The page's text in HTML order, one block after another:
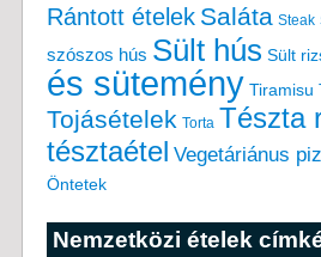
Rántott ételek Saláta Steak
szószos hús Sült hús Sült
és sütemény Tiramisu
Tojásételek Torta Tészta
tésztaétel Vegetáriánus
Öntetek
Nemzetközi ételek